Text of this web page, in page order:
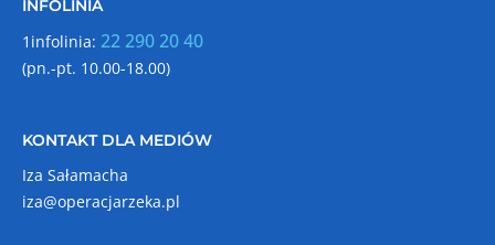
INFOLINIA
1infolinia: 22 290 20 40
(pn.-pt. 10.00-18.00)
KONTAKT DLA MEDIÓW
Iza Sałamacha
iza@operacjarzeka.pl